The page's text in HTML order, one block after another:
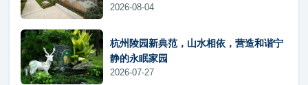
2026-08-04
杭州陵园新典范，山水相依，营造和谐宁
静的永眠家园
2026-07-27